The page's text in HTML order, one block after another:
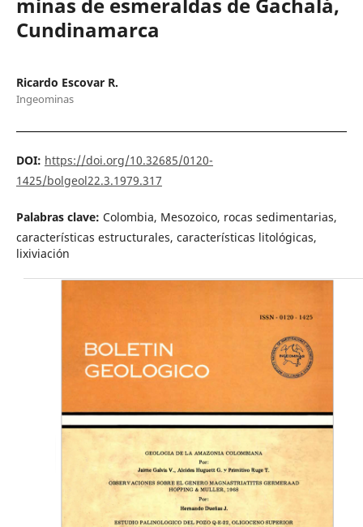
minas de esmeraldas de Gachalá,
Cundinamarca
Ricardo Escovar R.
Ingeominas
DOI: https://doi.org/10.32685/0120-
1425/bolgeol22.3.1979.317
Palabras clave: Colombia, Mesozoico, rocas sedimentarias,
características estructurales, características litológicas,
lixiviación